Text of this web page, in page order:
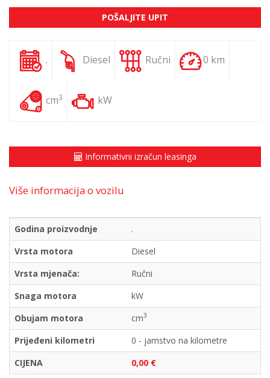
POŠALJITE UPIT
. Diesel Ručni 0 km
cm3 kW
Informativni izračun leasinga
Više informacija o vozilu
Godina proizvodnje
.
Vrsta motora
Diesel
Vrsta mjenača:
Ručni
Snaga motora
kW
Obujam motora
cm3
Prijeđeni kilometri
0 - jamstvo na kilometre
CIJENA
0,00 €